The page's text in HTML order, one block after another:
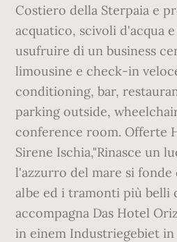
Costiero della Sterpaia e
acquatico, scivoli d'acqua
usufruire di un business
limousine e check-in
conditioning, bar,
parking outside,
conference room. Offerte
Sirene Ischia,"Rinasce un
l'azzurro del mare si
albe ed i tramonti più belli
accompagna Das Hotel
in einem Industriegebiet